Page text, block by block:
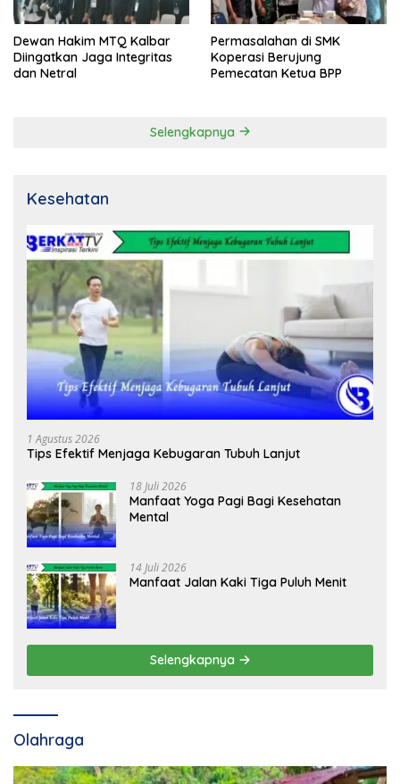
Dewan Hakim MTQ Kalbar
Diingatkan Jaga Integritas
dan Netral
Permasalahan di SMK
Koperasi Berujung
Pemecatan Ketua BPP
Selengkapnya
Kesehatan
1 Agustus 2026
Tips Efektif Menjaga Kebugaran Tubuh Lanjut
18 Juli 2026
Manfaat Yoga Pagi Bagi Kesehatan
Mental
14 Juli 2026
Manfaat Jalan Kaki Tiga Puluh Menit
Selengkapnya
Olahraga